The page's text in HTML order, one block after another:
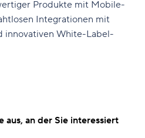
Produkte mit Mobile-
Integrationen mit
innovativen White-Label-
aus, an der Sie interessiert